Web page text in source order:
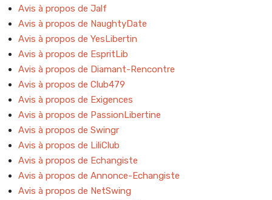
Avis à propos de Jalf
Avis à propos de NaughtyDate
Avis à propos de YesLibertin
Avis à propos de EspritLib
Avis à propos de Diamant-Rencontre
Avis à propos de Club479
Avis à propos de Exigences
Avis à propos de PassionLibertine
Avis à propos de Swingr
Avis à propos de LiliClub
Avis à propos de Echangiste
Avis à propos de Annonce-Echangiste
Avis à propos de NetSwing